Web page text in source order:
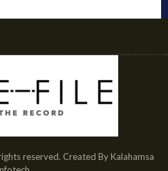
reserved. Created By Kalahamsa